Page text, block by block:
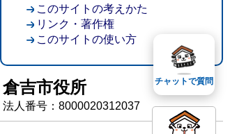
このサイトの考えかた
リンク・著作権
このサイトの使い方
倉吉市役所
法人番号：8000020312037
チャットで質問